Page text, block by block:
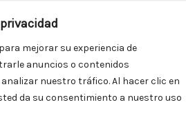
mejorar su experiencia de
anuncios o contenidos
nuestro tráfico. Al hacer clic en
da su consentimiento a nuestro uso